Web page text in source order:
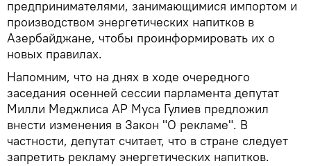
предпринимателями, занимающимися импортом и
производством энергетических напитков в
Азербайджане, чтобы проинформировать их о
новых правилах.
Напомним, что на днях в ходе очередного
заседания осенней сессии парламента депутат
Милли Меджлиса АР Муса Гулиев предложил
внести изменения в Закон "О рекламе". В
частности, депутат считает, что в стране следует
запретить рекламу энергетических напитков.